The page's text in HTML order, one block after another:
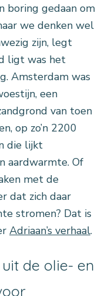
boring gedaan om
we denken wel
zijn, legt
ligt was het
Amsterdam was
een
van toen
op zo’n 2200
die lijkt
aardwarmte. Of
met de
dat zich daar
stromen? Dat is
Adriaan’s verhaal.
de olie- en